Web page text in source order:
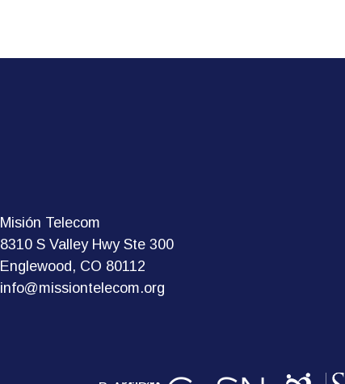
Misión Telecom
8310 S Valley Hwy Ste 300
Englewood, CO 80112
info@missiontelecom.org